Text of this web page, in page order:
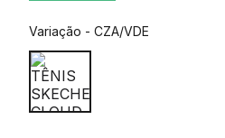
Variação - CZA/VDE